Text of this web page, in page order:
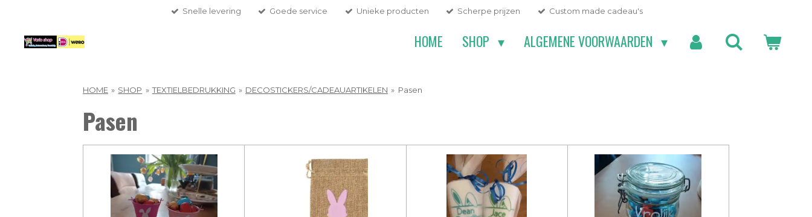
Snelle levering Goede service Unieke producten Scherpe prijzen Custom made cadeau's
HOME SHOP ALGEMENE VOORWAARDEN
HOME » SHOP » TEXTIELBEDRUKKING » DECOSTICKERS/CADEAUARTIKELEN » Pasen
Pasen